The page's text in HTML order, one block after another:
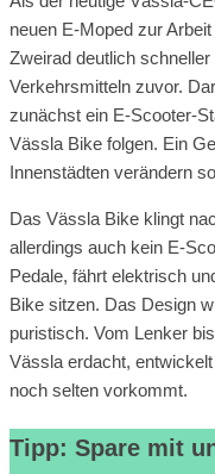
neuen E-Moped zur
Zweirad deutlich
Verkehrsmitteln zuvor.
zunächst ein E-Scooter-
Vässla Bike folgen. Ein
Innenstädten verändern
Das Vässla Bike klingt
allerdings auch kein E-
Pedale, fährt elektrisch
Bike sitzen. Das Design
puristisch. Vom Lenker
Vässla erdacht,
noch selten vorkommt.
Tipp: Spare mit